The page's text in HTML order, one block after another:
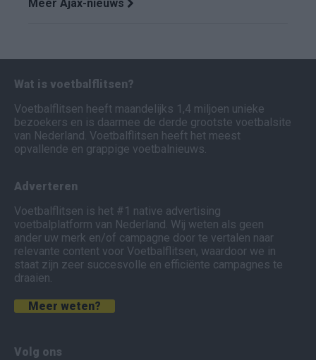
Meer Ajax-nieuws
Wat is voetbalflitsen?
Voetbalflitsen heeft maandelijks 1,4 miljoen unieke
bezoekers en is daarmee de derde grootste voetbalsite
van Nederland. Voetbalflitsen heeft het meest
opvallende en grappige voetbalnieuws.
Adverteren
Voetbalflitsen is het #1 native advertising
voetbalplatform van Nederland. Wij weten als geen
ander uw merk en/of campagne door te vertalen naar
relevante content voor Voetbalflitsen, waardoor we in
staat zijn zeer succesvolle en efficiënte campagnes te
draaien.
Meer weten?
Volg ons